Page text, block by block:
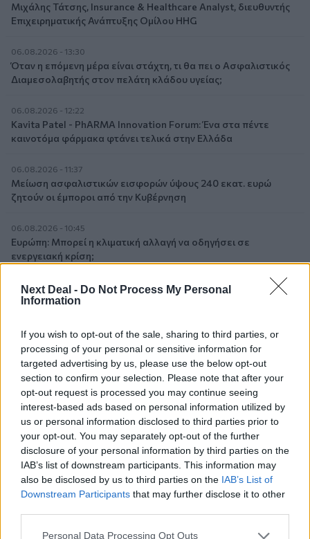
Next Deal - Do Not Process My Personal
Information
If you wish to opt-out of the sale, sharing to third parties, or
processing of your personal or sensitive information for
targeted advertising by us, please use the below opt-out
section to confirm your selection. Please note that after your
opt-out request is processed you may continue seeing
interest-based ads based on personal information utilized by
us or personal information disclosed to third parties prior to
your opt-out. You may separately opt-out of the further
disclosure of your personal information by third parties on the
IAB’s list of downstream participants. This information may
also be disclosed by us to third parties on the IAB’s List of
Downstream Participants that may further disclose it to other
Personal Data Processing Opt Outs
Μιχάλης Τάτσης, Insurance & Healthcare Analyst, διευθυντής
Επιχειρηματικής Ανάπτυξης Ομίλου HHG
06.08.2026 - 13:30
Όταν η επόμενη μέρα είναι στάχτη, τι θα πει ο Ασφαλιστικός
Διαμεσολαβητής στον πελάτη κλάδου υγείας;
06.08.2026 - 12:22
Kavita Patel - PhARMA Innovation Forum: Ένα στα πέντε
καινοτόμα φάρμακα φτάνει τελικά στην Ελλάδα
06.08.2026 - 11:37
Μείωση ασφαλιστικών εισφορών ύψους 240 εκατ. ευρώ
ζητούν οι έμποροι από την Κυβέρνηση
06.08.2026 - 10:45
Ευρώπη: Μπορεί η κλιματική αλλαγή να οδηγήσει σε
ενεργειακή κρίση;
06.08.2026 - 09:15
Στέλιος Λιανός – INTERAMERICAN / Αθηναϊκή Γενική Κλινική
06.08.2026 - 08:40
Η γαλλική «ψήφος» στο «καλώδιο» και τα συμφέροντα, οι
ελληνικές τράπεζες «πρωταθλήτριες» στα δάνεια, νέο deal
Βαρδινογιάννη- Εξάρχου και ο διπλασιασμός των κερδών της
05.08.2026 - 13:37
Randy Schekman, Νομπελίστας Ιατρικής: «Σε πέντε χρόνια
μπορεί να έχουμε θεραπεία που αναστέλλει την εξέλιξη του
Πάρκινσον»
05.08.2026 - 12:33
παρονομαστή το κοινό συμφέρον